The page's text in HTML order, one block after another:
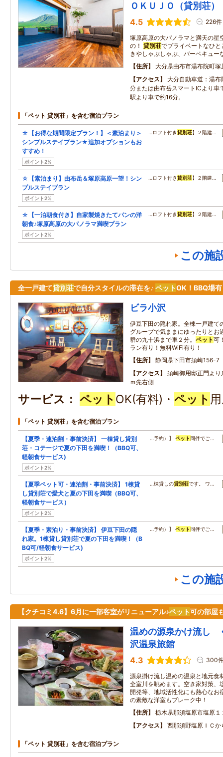
ＯＫＵＪＯ（貸別荘）
4.5 226件
塚原高原の大パノラマと満天の星
の！ 貸別荘でプライベートなひ
きやしゃぶしゃぶ、バーベキュー
住所
大分県由布市湯布院町
アクセス
大分自動車道：湯
分または由布岳スマートICより車
駅より車で約16分。
「ペット 貸別荘」を含む宿泊プラン
☆【お得な期間限定プラン！】＜素泊まり＞
シンプルステイプラン★追加オプションもお
すすめ！
ポイント2%
…ロフト付き貸別荘】２階建…
☆【素泊まり】由布岳＆塚原高原一望！シン
プルステイプラン
ポイント2%
…ロフト付き貸別荘】２階建…
☆【一泊朝食付き】自家製焼きたてパンの洋
朝食♪塚原高原の大パノラマ満喫プラン
ポイント2%
…ロフト付き貸別荘】２階建…
この施
全一戸建て貸別荘で自分スタイルの滞在を♪ ペットOK！BBQ場
ビラ小沢
伊豆下田の隠れ家。全棟一戸建て
グループで気ままにゆったりとお
群の九十浜まで車２分。 ペット可
ラン有り！無料WiFi有り！
住所
静岡県下田市須崎156-7
アクセス
須崎御用邸正門よ
ｍ先右側
サービス ペット OK(有料)・ ペット
「ペット 貸別荘」を含む宿泊プラン
【夏季・連泊割・事前決済】 一棟貸し貸別
荘・コテージで夏の下田を満喫！（BBQ可、
軽朝食サービス)
ポイント2%
…予約）】ペット 同伴でご…
【夏季ペット可・連泊割・事前決済】 1棟貸
し貸別荘で愛犬と夏の下田を満喫（BBQ可、
軽朝食サービス）
ポイント2%
…棟貸しの貸別荘です。 ワ…
【夏季・素泊り・事前決済】 伊豆下田の隠
れ家。1棟貸し貸別荘で夏の下田を満喫！（B
BQ可/軽朝食サービス)
ポイント2%
…予約）】ペット 同伴でご…
この施
【クチコミ4.6】6月に一部客室がリニューアル♪ペット可の部屋
温めの源泉かけ流し
沢温泉旅館
4.3 300
源泉掛け流し温めの温泉と地元食
全室川を眺めます。空き家対策、
開発等、地域活性化にも熱心なお
の素敵な洋室もブレーク中！
住所
栃木県那須塩原市塩原１
アクセス
西那須野塩原ＩＣ
「ペット 貸別荘」を含む宿泊プラン